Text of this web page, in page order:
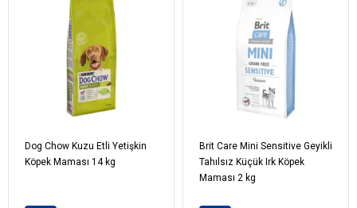
Dog Chow Kuzu Etli Yetişkin
Köpek Maması 14 kg
Brit Care Mini Sensitive Geyikli
Tahılsız Küçük Irk Köpek
Maması 2 kg